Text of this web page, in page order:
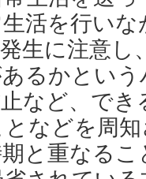
活を行い
生に注意
るかとい
など、で
などを周
と重なるこ